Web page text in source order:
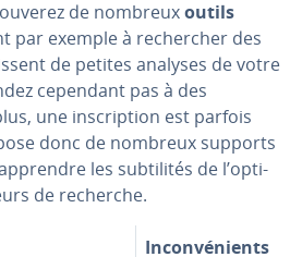
de nombreuxoutils
par exemple à re­cher­cher des
de petites analyses de votre
cependant pas à des
une ins­crip­tion est parfois
donc de nombreux supports
les sub­ti­li­tés de l’op­ti­
de recherche.
In­con­vé­nients